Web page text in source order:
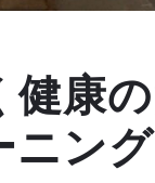
健康
ニング